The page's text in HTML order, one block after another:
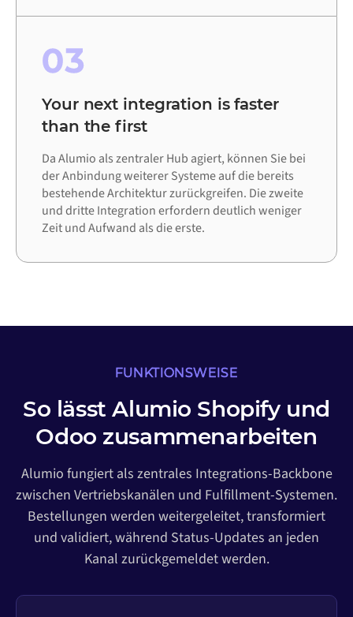
03
Your next integration is faster
than the first
Da Alumio als zentraler Hub agiert, können Sie bei
der Anbindung weiterer Systeme auf die bereits
bestehende Architektur zurückgreifen. Die zweite
und dritte Integration erfordern deutlich weniger
Zeit und Aufwand als die erste.
FUNKTIONSWEISE
So lässt Alumio Shopify und
Odoo zusammenarbeiten
Alumio fungiert als zentrales Integrations-Backbone
zwischen Vertriebskanälen und Fulfillment-Systemen.
Bestellungen werden weitergeleitet, transformiert
und validiert, während Status-Updates an jeden
Kanal zurückgemeldet werden.